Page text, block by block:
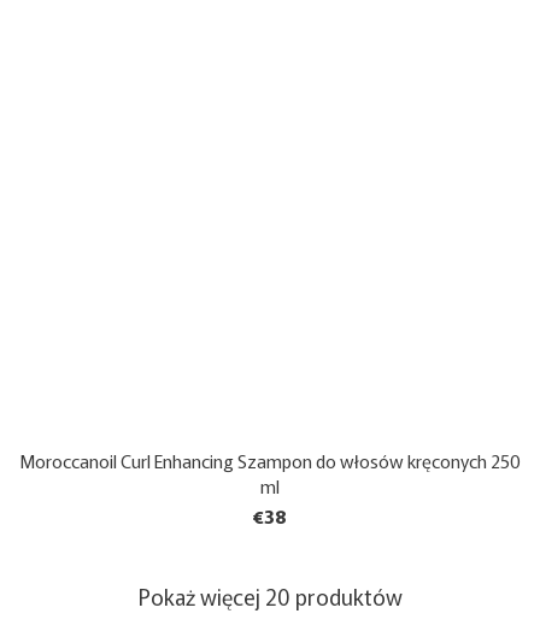
Moroccanoil Curl Enhancing Szampon do włosów kręconych 250
ml
€38
Pokaż więcej 20 produktów